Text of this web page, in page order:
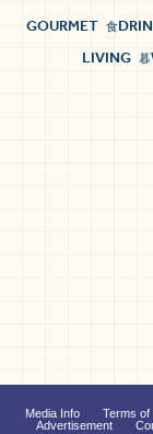
GOURMET 食
LIVING 暮
Media Info Terms of
Advertisement